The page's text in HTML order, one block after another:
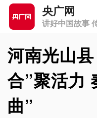
央广网
讲好中国故事
河南光山
合”聚活力
曲”